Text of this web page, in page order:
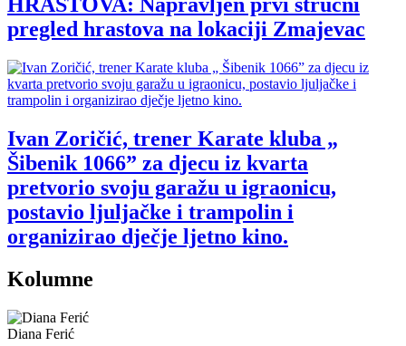
HRASTOVA: Napravljen prvi stručni
pregled hrastova na lokaciji Zmajevac
Ivan Zoričić, trener Karate kluba „
Šibenik 1066” za djecu iz kvarta
pretvorio svoju garažu u igraonicu,
postavio ljuljačke i trampolin i
organizirao dječje ljetno kino.
Kolumne
Diana Ferić